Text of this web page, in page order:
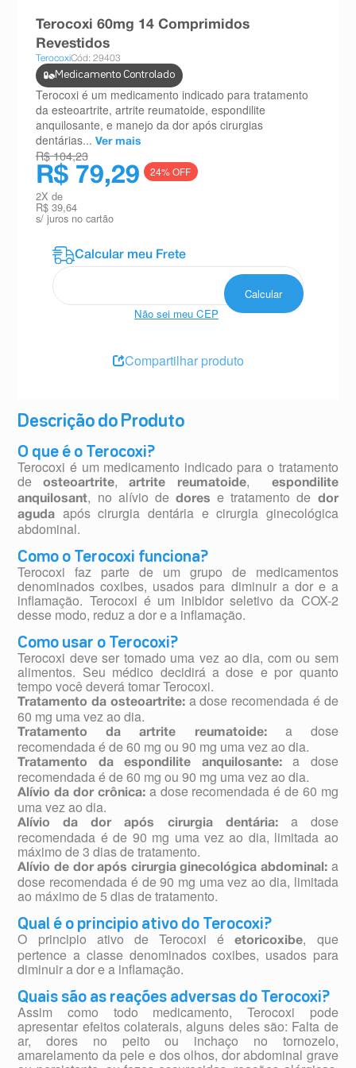
Descrição do Produto
O que é o Terocoxi?
Terocoxi é um medicamento indicado para o tratamento
deosteoartrite,artrite reumatoide,
espondilite
anquilosant, no alívio de dores e tratamento de
dor
aguda
após cirurgia dentária e cirurgia ginecológica
abdominal.
Como o Terocoxi funciona?
Terocoxi faz parte de um grupo de medicamentos
denominados coxibes, usados para diminuir a dor e a
inflamação. Terocoxi é um inibidor seletivo da COX-2
desse modo, reduz a dor e a inflamação.
Como usar o Terocoxi?
Terocoxi deve ser tomado uma vez ao dia, com ou sem
alimentos. Seu médico decidirá a dose e por quanto
tempo você deverá tomar Terocoxi.
Tratamento da osteoartrite:a dose recomendada é de
60 mg uma vez ao dia.
Tratamento da artrite reumatoide:a dose
recomendada é de 60 mg ou 90 mg uma vez ao dia.
Tratamento da espondilite anquilosante:a dose
recomendada é de 60 mg ou 90 mg uma vez ao dia.
Alívio da dor crônica:a dose recomendada é de 60 mg
uma vez ao dia.
Alívio da dor após cirurgia dentária:a dose
recomendada é de 90 mg uma vez ao dia, limitada ao
máximo de 3 dias de tratamento.
Alívio de dor após cirurgia ginecológica abdominal: a
dose recomendada é de 90 mg uma vez ao dia, limitada
ao máximo de 5 dias de tratamento.
Qual é o principio ativo do Terocoxi?
O principio ativo de Terocoxi éetoricoxibe, que
pertence a classe denominados coxibes, usados para
diminuir a dor e a inflamação.
Quais são as reações adversas do Terocoxi?
Assim como todo medicamento, Terocoxi pode
apresentar efeitos colaterais, alguns deles são: Falta de
ar, dores no peito ou inchaço no tornozelo,
amarelamento da pele e dos olhos, dor abdominal grave
Terocoxi 60mg 14 Comprimidos
Revestidos
TerocoxiCód: 29403
Medicamento Controlado
Terocoxi é um medicamento indicado para tratamento
da esteoartrite, artrite reumatoide, espondilite
anquilosante, e manejo da dor após cirurgias
dentárias... Ver mais
R$ 104,23
R$ 79,29 24% OFF
2X de
R$ 39,64
s/ juros no cartão
Não sei meu CEP
Compartilhar produto
esmalte
absorvente
10ºshampoo